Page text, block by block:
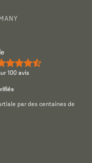
100 avis
par des centaines de